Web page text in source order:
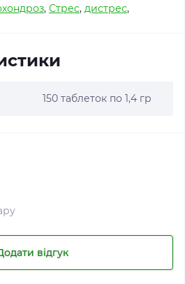
, Стрес, дистрес,
150 таблеток по 1,4 гр
відгук